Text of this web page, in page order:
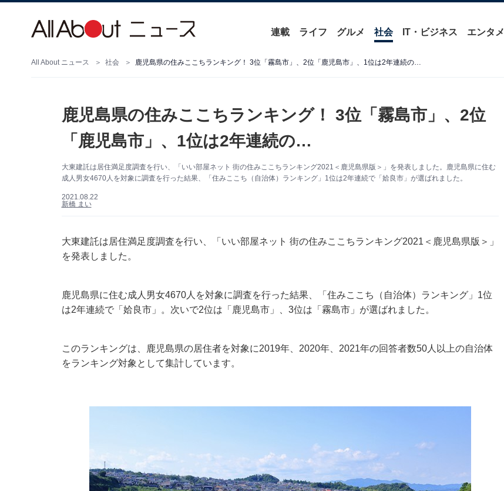
連載 ライフ グルメ 社会 IT・ビジネス エンタメ
All About ニュース 社会 鹿児島県の住みここちランキング！ 3位「霧島市」、2位「鹿児島市」、1位は2年連続の…
鹿児島県の住みここちランキング！ 3位「霧島市」、2位
「鹿児島市」、1位は2年連続の…
大東建託は居住満足度調査を行い、「いい部屋ネット 街の住みここちランキング2021＜鹿児島県版＞」を発表しました。鹿児島県に住む
成人男女4670人を対象に調査を行った結果、「住みここち（自治体）ランキング」1位は2年連続で「姶良市」が選ばれました。
2021.08.22
新橋 まい
大東建託は居住満足度調査を行い、「いい部屋ネット 街の住みここちランキング2021＜鹿児島県版＞」
を発表しました。
鹿児島県に住む成人男女4670人を対象に調査を行った結果、「住みここち（自治体）ランキング」1位
は2年連続で「姶良市」。次いで2位は「鹿児島市」、3位は「霧島市」が選ばれました。
このランキングは、鹿児島県の居住者を対象に2019年、2020年、2021年の回答者数50人以上の自治体
をランキング対象として集計しています。